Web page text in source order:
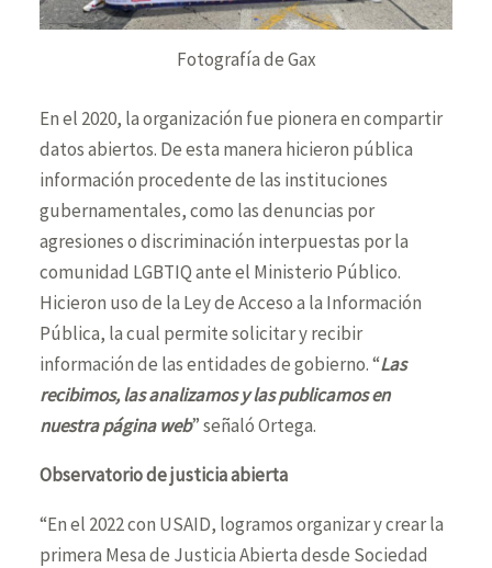
Fotografía de Gax
En el 2020, la organización fue pionera en compartir
datos abiertos. De esta manera hicieron pública
información procedente de las instituciones
gubernamentales, como las denuncias por
agresiones o discriminación interpuestas por la
comunidad LGBTIQ ante el Ministerio Público.
Hicieron uso de la Ley de Acceso a la Información
Pública, la cual permite solicitar y recibir
información de las entidades de gobierno. “Las
recibimos, las analizamos y las publicamos en
nuestra página web” señaló Ortega.
Observatorio de justicia abierta
“En el 2022 con USAID, logramos organizar y crear la
primera Mesa de Justicia Abierta desde Sociedad